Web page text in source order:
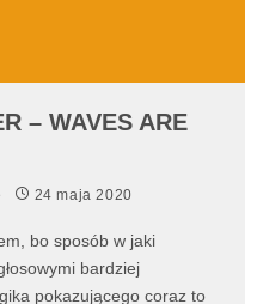
– WAVES ARE
24 maja 2020
bo sposób w jaki
bardziej
pokazującego coraz to